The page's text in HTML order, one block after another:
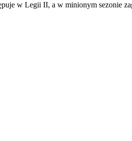
w Legii II, a w minionym sezonie